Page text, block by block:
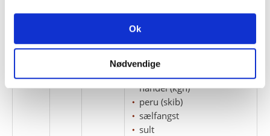
Ok
Nødvendige
fangst
indberetninger
isforhold
kongelige grønlandske
handel (kgh)
peru (skib)
sælfangst
sult